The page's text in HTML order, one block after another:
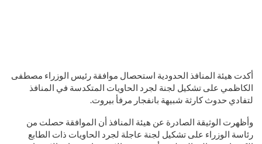
أكدت هيئة المنافذ الحدودية استحصال موافقة رئيس الوزراء مصطفى
الكاظمي على تشكيل لجنة لجرد الحاويات المتكدسة في المنافذ
لتفادي حدوث كارثة شبيهة بانفجار مرفأ بيروت.
وأظهرت الوثيقة الصادرة عن هيئة المنافذ أن الموافقة حصلت من
رئاسة الوزراء على تشكيل لجنة عاجلة لجرد الحاويات ذات الطابع